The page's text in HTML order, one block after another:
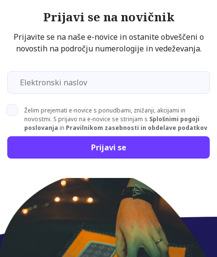
Prijavi se na novičnik
Prijavite se na naše e-novice in ostanite obveščeni o
novostih na področju numerologije in vedeževanja.
Želim prejemati e-novice s ponudbami, znižanji, akcijami in
novostmi. S prijavo na e-novice se strinjam s Splošnimi pogoji
poslovanja in Pravilnikom zasebnosti in obdelave podatkov